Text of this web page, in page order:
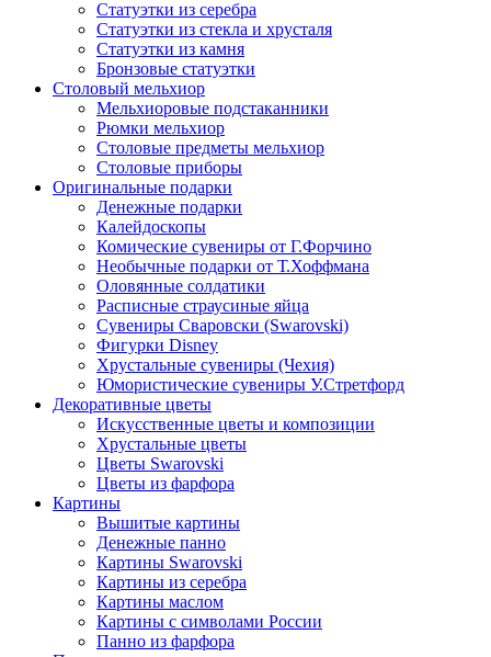
Статуэтки из серебра
Статуэтки из стекла и хрусталя
Статуэтки из камня
Бронзовые статуэтки
Столовый мельхиор
Мельхиоровые подстаканники
Рюмки мельхиор
Столовые предметы мельхиор
Столовые приборы
Оригинальные подарки
Денежные подарки
Калейдоскопы
Комические сувениры от Г.Форчино
Необычные подарки от Т.Хоффмана
Оловянные солдатики
Расписные страусиные яйца
Сувениры Сваровски (Swarovski)
Фигурки Disney
Хрустальные сувениры (Чехия)
Юмористические сувениры У.Стретфорд
Декоративные цветы
Искусственные цветы и композиции
Хрустальные цветы
Цветы Swarovski
Цветы из фарфора
Картины
Вышитые картины
Денежные панно
Картины Swarovski
Картины из серебра
Картины маслом
Картины с символами России
Панно из фарфора